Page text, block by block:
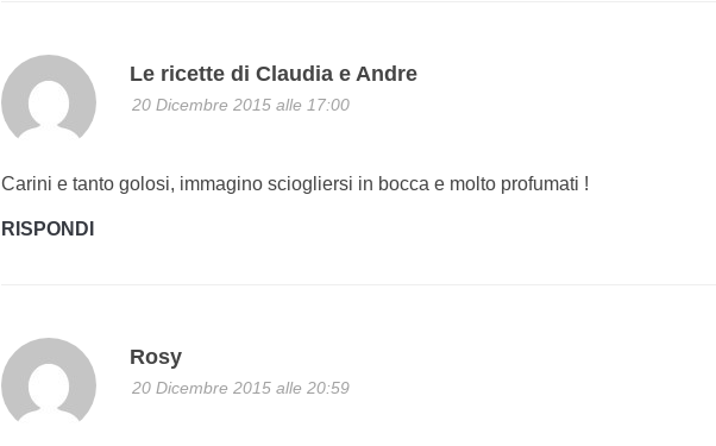
Le ricette di Claudia e Andre
20 Dicembre 2015 alle 17:00
Carini e tanto golosi, immagino sciogliersi in bocca e molto profumati !
RISPONDI
Rosy
20 Dicembre 2015 alle 20:59